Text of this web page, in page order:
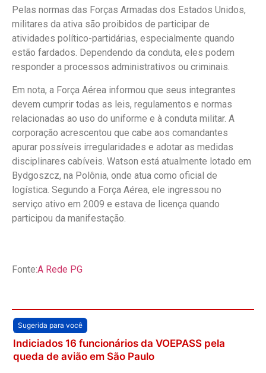
Pelas normas das Forças Armadas dos Estados Unidos,
militares da ativa são proibidos de participar de
atividades político-partidárias, especialmente quando
estão fardados. Dependendo da conduta, eles podem
responder a processos administrativos ou criminais.
Em nota, a Força Aérea informou que seus integrantes
devem cumprir todas as leis, regulamentos e normas
relacionadas ao uso do uniforme e à conduta militar. A
corporação acrescentou que cabe aos comandantes
apurar possíveis irregularidades e adotar as medidas
disciplinares cabíveis. Watson está atualmente lotado em
Bydgoszcz, na Polônia, onde atua como oficial de
logística. Segundo a Força Aérea, ele ingressou no
serviço ativo em 2009 e estava de licença quando
participou da manifestação.
Fonte:A Rede PG
Sugerida para você
Indiciados 16 funcionários da VOEPASS pela
queda de avião em São Paulo